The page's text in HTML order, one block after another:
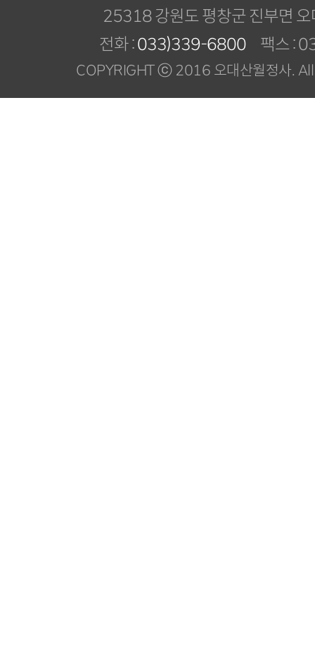
25318 강원도 평창군 진부면
전화 :033)339-6800 팩스 :
COPYRIGHT ⓒ 2016 오대산월정사.